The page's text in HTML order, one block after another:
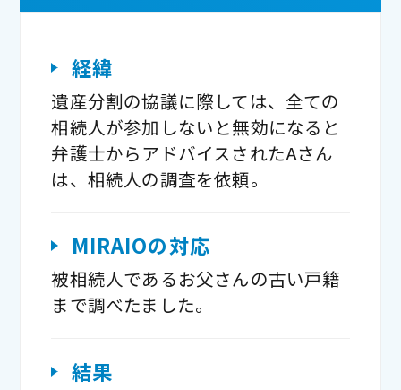
経緯
遺産分割の協議に際しては、全ての
相続人が参加しないと無効になると
弁護士からアドバイスされたAさん
は、相続人の調査を依頼。
MIRAIOの対応
被相続人であるお父さんの古い戸籍
まで調べたました。
結果